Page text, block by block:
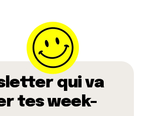
qui va
tes week-